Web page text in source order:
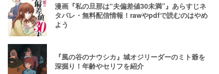
漫画『私の旦那は“夫偏差値30未満”』あらすじネ
タバレ・無料配信情報！rawやpdfで読むのはやめ
よう
『風の谷のナウシカ』城オジリーダーのミト爺を
深掘り！年齢やセリフを紹介